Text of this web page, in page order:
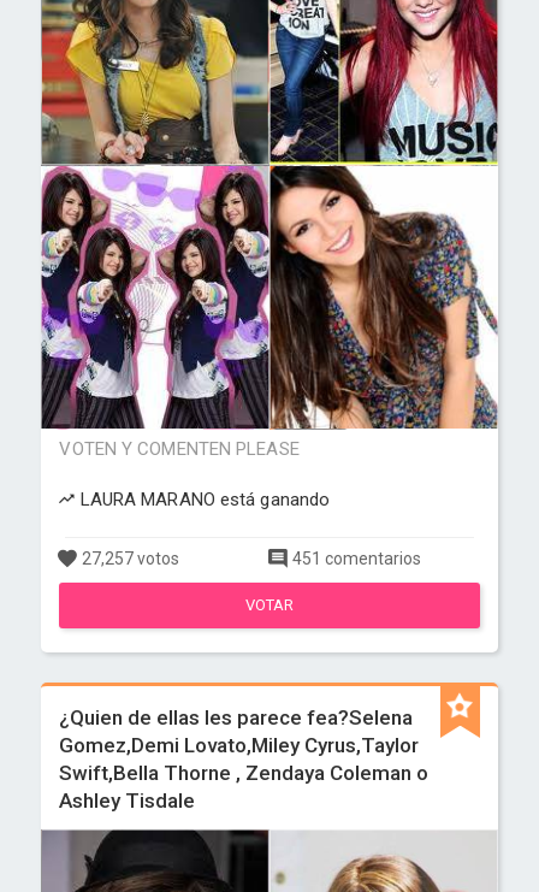
VOTEN Y COMENTEN PLEASE
LAURA MARANO está ganando
27,257 votos 451 comentarios
VOTAR
¿Quien de ellas les parece fea?Selena
Gomez,Demi Lovato,Miley Cyrus,Taylor
Swift,Bella Thorne , Zendaya Coleman o
Ashley Tisdale